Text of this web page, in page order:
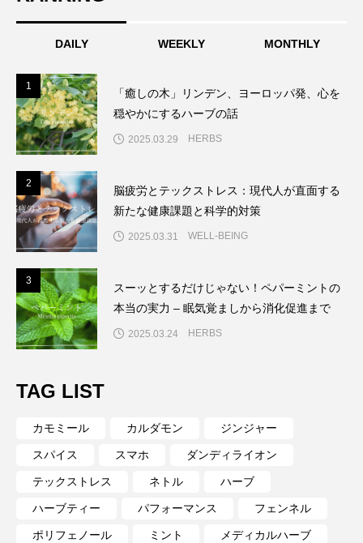
DAILY WEEKLY MONTHLY
1
「癒しの木」リンデン、ヨーロッパ発、心を
穏やかにするハーブの話
2025.03.29 HERBS
2
脳疲労とテックストレス：現代人が直面する
新たな健康課題と科学的対策
2025.03.31 WELL-BEING
3
スーッとするだけじゃない！ペパーミントの
本当の実力 – 眠気覚ましから消化促進まで
2025.03.24 HERBS
TAG LIST
カモミール カルダモン ジンジャー
スパイス スマホ ダンディライオン
テックストレス ネトル ハーブ
ハーブティー パフォーマンス フェンネル
ポリフェノール ミント メディカルハーブ